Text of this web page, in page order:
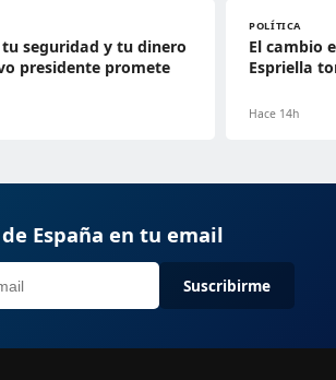
seguridad y tu dinero
presidente promete
POLÍTICA
El cambio
Espriella
Hace 14h
España en tu email
Suscribirme